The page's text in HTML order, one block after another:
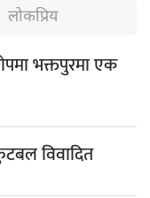
लोकप्रिय
भक्तपुरमा एक
विवादित